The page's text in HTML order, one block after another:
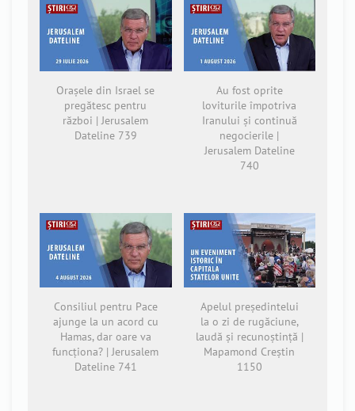
Orașele din Israel se
pregătesc pentru
război | Jerusalem
Dateline 739
Au fost oprite
loviturile împotriva
Iranului și continuă
negocierile |
Jerusalem Dateline
740
Consiliul pentru Pace
ajunge la un acord cu
Hamas, dar oare va
funcționa? | Jerusalem
Dateline 741
Apelul președintelui
la o zi de rugăciune,
laudă și recunoștință |
Mapamond Creștin
1150